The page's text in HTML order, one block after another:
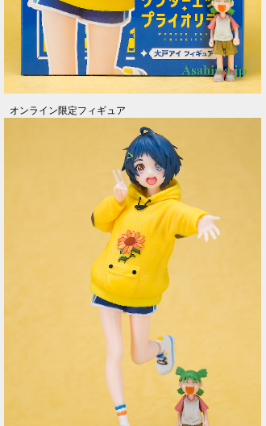
オンライン限定フィギュア